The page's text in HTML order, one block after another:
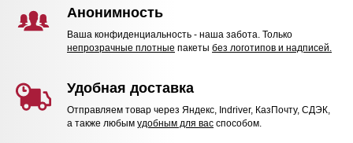
Анонимность
Ваша конфиденциальность - наша забота. Только
непрозрачные плотные пакеты без логотипов и надписей.
Удобная доставка
Отправляем товар через Яндекс, Indriver, КазПочту, СДЭК,
а также любым удобным для вас способом.